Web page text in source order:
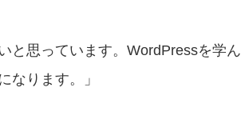
と思っています。WordPressを学ん
なります。」